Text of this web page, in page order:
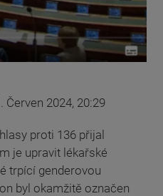
Červen 2024, 20:29
proti 136 přijal
je upravit lékařské
trpící genderovou
byl okamžitě označen